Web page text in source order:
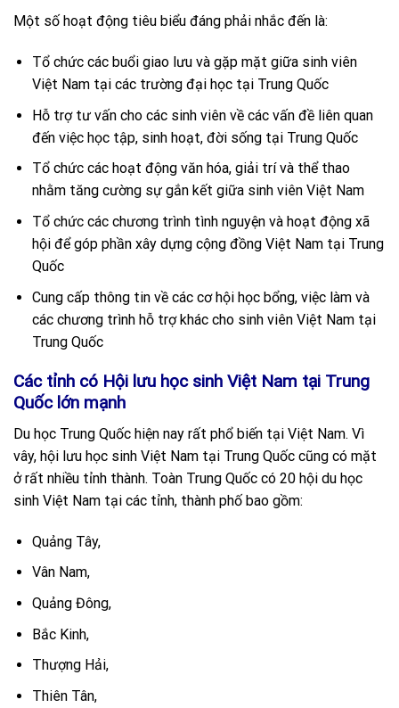
Một số hoạt động tiêu biểu đáng phải nhắc đến là:
Tổ chức các buổi giao lưu và gặp mặt giữa sinh viên
Việt Nam tại các trường đại học tại Trung Quốc
Hỗ trợ tư vấn cho các sinh viên về các vấn đề liên quan
đến việc học tập, sinh hoạt, đời sống tại Trung Quốc
Tổ chức các hoạt động văn hóa, giải trí và thể thao
nhằm tăng cường sự gắn kết giữa sinh viên Việt Nam
Tổ chức các chương trình tình nguyện và hoạt động xã
hội để góp phần xây dựng cộng đồng Việt Nam tại Trung
Quốc
Cung cấp thông tin về các cơ hội học bổng, việc làm và
các chương trình hỗ trợ khác cho sinh viên Việt Nam tại
Trung Quốc
Các tỉnh có Hội lưu học sinh Việt Nam tại Trung
Quốc lớn mạnh
Du học Trung Quốc hiện nay rất phổ biến tại Việt Nam. Vì
vây, hội lưu học sinh Việt Nam tại Trung Quốc cũng có mặt
ở rất nhiều tỉnh thành. Toàn Trung Quốc có 20 hội du học
sinh Việt Nam tại các tỉnh, thành phố bao gồm:
Quảng Tây,
Vân Nam,
Quảng Đông,
Bắc Kinh,
Thượng Hải,
Thiên Tân,